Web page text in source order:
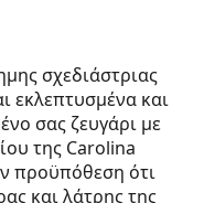
σχεδιάστριας
εκλεπτυσμένα και
σας ζευγάρι με
της Carolina
προϋπόθεση ότι
και λάτρης της